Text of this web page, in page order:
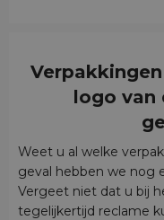
logo van
Weet u al welke
geval hebben we nog
Vergeet niet dat u bij
tegelijkertijd reclame